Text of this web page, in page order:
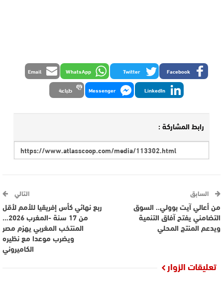
Facebook
Twitter
WhatsApp
Email
LinkedIn
Messenger طباعة
رابط المشاركة :
السابق
من أعالي آيت بوولي.. السوق
التضامني يفتح آفاق التنمية
ويدعم المنتج المحلي
التالي
ربع نهائي كأس إفريقيا للأمم لأقل
من 17 سنة -المغرب 2026…
المنتخب المغربي يهزم مصر
ويضرب موعدا مع نظيره
الكاميروني
تعليقات الزوار